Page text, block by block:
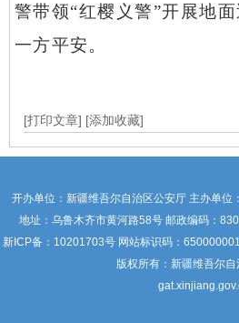
警带领“红樱义警”开展地
一方平安。
[打印文章] [添加收藏]
开办单位：新疆维吾尔自治区公安厅 主办单位
地址：乌鲁木齐市黄河路58号 邮政编码：
新ICP备： 10201703号 网站标识码：
版权所有：新疆维吾尔